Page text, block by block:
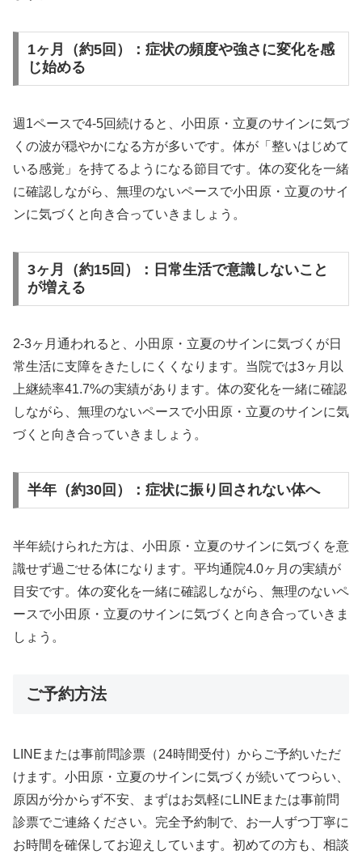
1ヶ月（約5回）：症状の頻度や強さに変化を感
じ始める
週1ペースで4-5回続けると、小田原・立夏のサインに気づ
くの波が穏やかになる方が多いです。体が「整いはじめて
いる感覚」を持てるようになる節目です。体の変化を一緒
に確認しながら、無理のないペースで小田原・立夏のサイ
ンに気づくと向き合っていきましょう。
3ヶ月（約15回）：日常生活で意識しないこと
が増える
2-3ヶ月通われると、小田原・立夏のサインに気づくが日
常生活に支障をきたしにくくなります。当院では3ヶ月以
上継続率41.7%の実績があります。体の変化を一緒に確認
しながら、無理のないペースで小田原・立夏のサインに気
づくと向き合っていきましょう。
半年（約30回）：症状に振り回されない体へ
半年続けられた方は、小田原・立夏のサインに気づくを意
識せず過ごせる体になります。平均通院4.0ヶ月の実績が
目安です。体の変化を一緒に確認しながら、無理のないペ
ースで小田原・立夏のサインに気づくと向き合っていきま
しょう。
ご予約方法
LINEまたは事前問診票（24時間受付）からご予約いただ
けます。小田原・立夏のサインに気づくが続いてつらい、
原因が分からず不安、まずはお気軽にLINEまたは事前問
診票でご連絡ください。完全予約制で、お一人ずつ丁寧に
お時間を確保してお迎えしています。初めての方も、相談